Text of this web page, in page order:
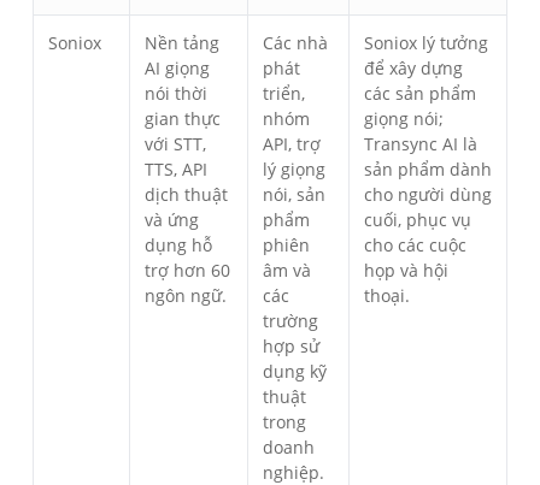
Soniox
Nền tảng
AI giọng
nói thời
gian thực
với STT,
TTS, API
dịch thuật
và ứng
dụng hỗ
trợ hơn 60
ngôn ngữ.
Các nhà
phát
triển,
nhóm
API, trợ
lý giọng
nói, sản
phẩm
phiên
âm và
các
trường
hợp sử
dụng kỹ
thuật
trong
doanh
nghiệp.
Soniox lý tưởng
để xây dựng
các sản phẩm
giọng nói;
Transync AI là
sản phẩm dành
cho người dùng
cuối, phục vụ
cho các cuộc
họp và hội
thoại.